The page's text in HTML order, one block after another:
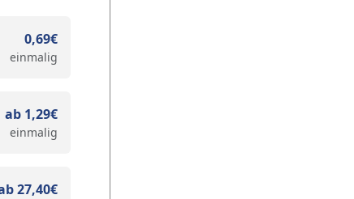
0,69€
einmalig
ab 1,29€
einmalig
27,40€